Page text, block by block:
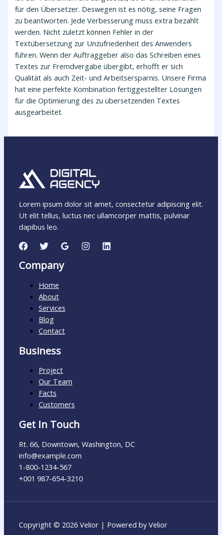
für den Übersetzer. Deswegen ist es nötig, seine Fragen
zu beantworten. Jede Verbesserung muss extra bezahlt
werden. Nicht zuletzt können Fehler in der
Textübersetzung zur Unzufriedenheit des Anwenders
führen. Wenn der Auftraggeber also das Schreiben eines
Textes zur Fremdvergabe übergibt, erhofft er sich
Qualität als auch Zeit- und Arbeitsersparnis. Unsere Firma
hat eine perfekte Kombination fertiggestellter Lösungen
für die Optimierung des zu übersetzenden Textes
ausgearbeitet.
Lorem ipsum dolor sit amet, consectetur adipiscing elit.
Ut elit tellus, luctus nec ullamcorper mattis, pulvinar
dapibus leo.
Company
Home
About
Services
Blog
Contact
Business
Project
Our Team
Facts
Customers
Get In Touch
Rt. 66, Downtown, Washington, DC
info@example.com​
1-800-1234-567
+001 987-654-3210
Copyright © 2026 Velior | Powered by Velior